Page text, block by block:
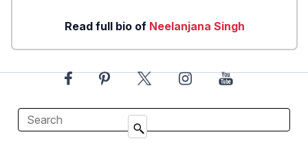
Read full bio of Neelanjana Singh